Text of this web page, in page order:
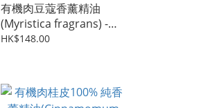
有機肉豆蔻香薰精油
(Myristica fragrans) -
10ML
HK$148.00